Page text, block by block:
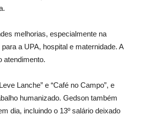
melhorias, especialmente na
a UPA, hospital e maternidade. A
atendimento.
Lanche” e “Café no Campo”, e
humanizado. Gedson também
dia, incluindo o 13º salário deixado